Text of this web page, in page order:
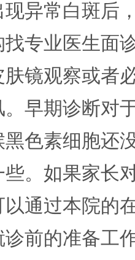
异常白斑后
专业医生面
镜观察或者
早期诊断对
色素细胞还
。如果家长
通过本院的
前的准备工